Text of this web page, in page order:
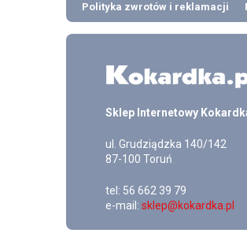
Polityka zwrotów i reklamacji
Sklep Internetowy
ul. Grudziądzka 140/142
87-100 Toruń
tel: 56 662 39 79
e-mail: sklep@kokardka.pl